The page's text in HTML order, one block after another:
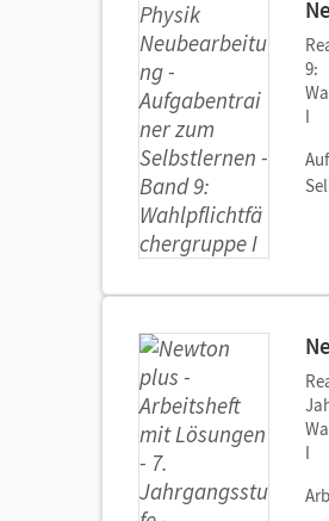
9:
I
I